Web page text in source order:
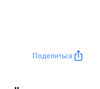
Поделиться